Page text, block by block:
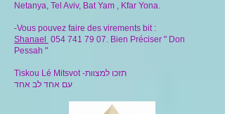
Netanya, Tel Aviv, Bat Yam , Kfar Yona.
-Vous pouvez faire des virements bit :
Shanael
054 741 79 07. Bien Préciser " Don
Pessah "
Tiskou Lé Mitsvot -תזכו למצוות
עם אחד לב אחד